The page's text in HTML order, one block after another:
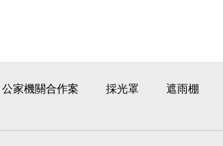
公家機關合作案 採光罩 遮雨棚